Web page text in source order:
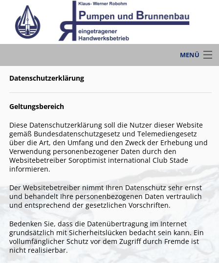
MENÜ
Start
WASSERVERSORGUNG
WASSERAUFBEREITUNG
Datenschutzerklärung
Geltungsbereich
Diese Datenschutzerklärung soll die Nutzer dieser Website
gemäß Bundesdatenschutzgesetz und Telemediengesetz
über die Art, den Umfang und den Zweck der Erhebung und
Verwendung personenbezogener Daten durch den
Websitebetreiber Soroptimist international Club Stade
informieren.
Der Websitebetreiber nimmt Ihren Datenschutz sehr ernst
und behandelt Ihre personenbezogenen Daten vertraulich
und entsprechend der gesetzlichen Vorschriften.
Bedenken Sie, dass die Datenübertragung im Internet
grundsätzlich mit Sicherheitslücken bedacht sein kann. Ein
vollumfänglicher Schutz vor dem Zugriff durch Fremde ist
nicht realisierbar.